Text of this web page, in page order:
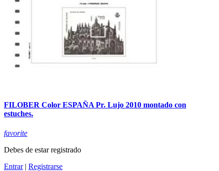
FILOBER Color ESPAÑA Pr. Lujo 2010 montado con
estuches.
favorite
Debes de estar registrado
Entrar| Registrarse